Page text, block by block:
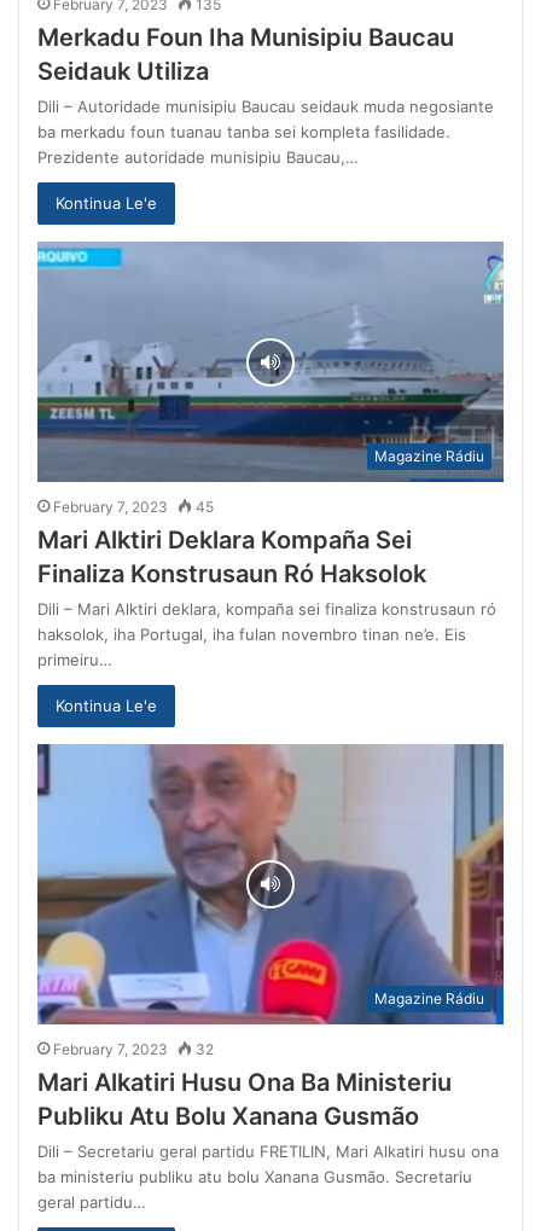
February 7, 2023 135
Merkadu Foun Iha Munisipiu Baucau
Seidauk Utiliza
Dili – Autoridade munisipiu Baucau seidauk muda negosiante
ba merkadu foun tuanau tanba sei kompleta fasilidade.
Prezidente autoridade munisipiu Baucau,…
Kontinua Le'e
Magazine Rádiu
February 7, 2023 45
Mari Alktiri Deklara Kompaña Sei
Finaliza Konstrusaun Ró Haksolok
Dili – Mari Alktiri deklara, kompaña sei finaliza konstrusaun ró
haksolok, iha Portugal, iha fulan novembro tinan ne’e. Eis
primeiru…
Kontinua Le'e
Magazine Rádiu
February 7, 2023 32
Mari Alkatiri Husu Ona Ba Ministeriu
Publiku Atu Bolu Xanana Gusmão
Dili – Secretariu geral partidu FRETILIN, Mari Alkatiri husu ona
ba ministeriu publiku atu bolu Xanana Gusmão. Secretariu
geral partidu…